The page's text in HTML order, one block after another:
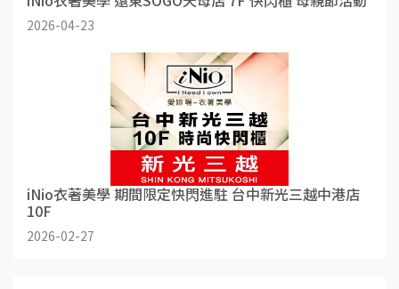
2026-04-23
iNio衣著美學 期間限定快閃進駐 台中新光三越中港店
10F
2026-02-27